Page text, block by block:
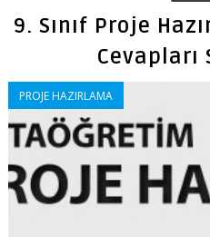
9. Sınıf Proje
Cevapları
PROJE HAZIRLAMA